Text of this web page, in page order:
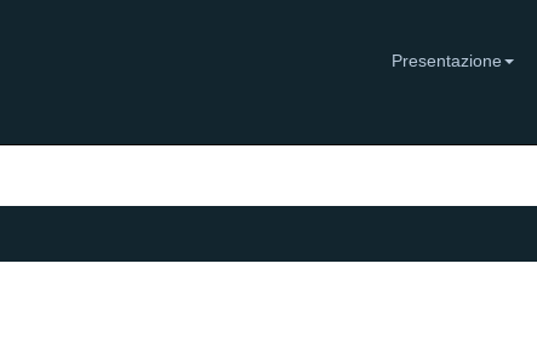
Presentazione